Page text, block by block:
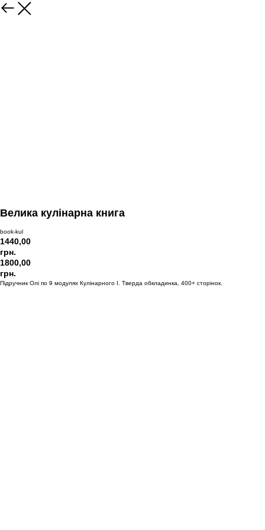
Велика кулінарна книга
book-kul
1440,00
грн.
1800,00
грн.
Підручник Олі по 9 модулях Кулінарного I. Тверда обкладинка, 400+ сторінок.